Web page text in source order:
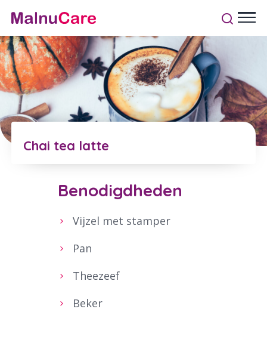
Chai tea latte
Benodigdheden
Vijzel met stamper
Pan
Theezeef
Beker